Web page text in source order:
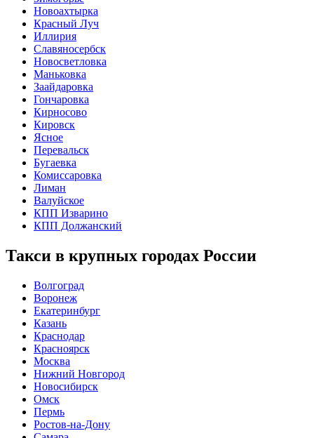
Новоахтырка
Красный Луч
Иллирия
Славяносербск
Новосветловка
Маньковка
Заайдаровка
Гончаровка
Кирносово
Кировск
Ясное
Перевальск
Бугаевка
Комиссаровка
Лиман
Валуйское
КПП Изварино
КПП Должанский
Такси в крупных городах России
Волгоград
Воронеж
Екатеринбург
Казань
Краснодар
Красноярск
Москва
Нижний Новгород
Новосибирск
Омск
Пермь
Ростов-на-Дону